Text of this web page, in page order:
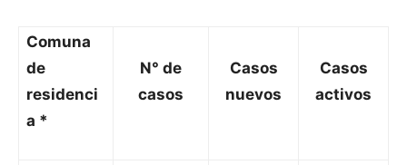
Comuna
de
residenci
a *
N° de
casos
Casos
nuevos
Casos
activos